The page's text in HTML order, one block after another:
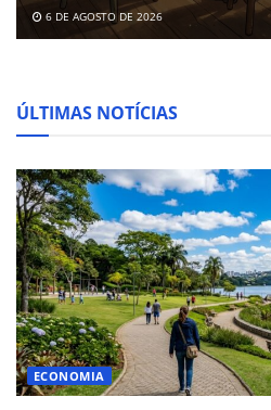
6 DE AGOSTO DE 2026
ÚLTIMAS NOTÍCIAS
ECONOMIA